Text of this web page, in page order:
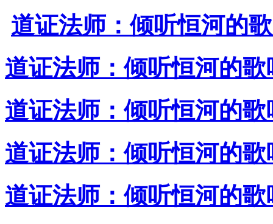
道证法师：倾听恒河的
道证法师：倾听恒河的
道证法师：倾听恒河的
道证法师：倾听恒河的
道证法师：倾听恒河的